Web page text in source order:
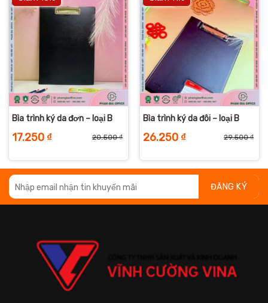
Bìa trình ký da đơn – loại B
20.500₫
20.500 ₫.
17.250 ₫
là:
17.250 ₫.
Bìa trình ký da đôi – loại B
29.500₫
26.250 ₫
là:
₫.
₫.